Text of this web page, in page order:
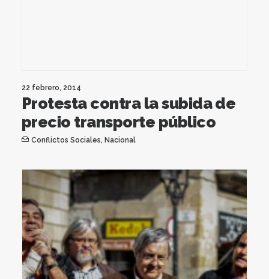
22 febrero, 2014
Protesta contra la subida de
precio transporte público
Conflictos Sociales, Nacional